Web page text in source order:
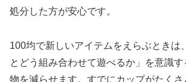
処分した方が安心です。
100均で新しいアイテムをえらぶときは
とどう組み合わせて遊べるか」を意識
物を減らせます。すでにカップがたく